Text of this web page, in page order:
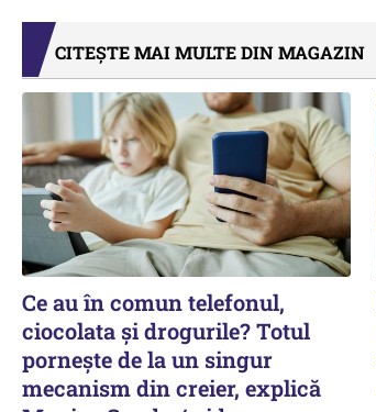
CITEȘTE MAI MULTE DIN MAGAZIN
Ce au în comun telefonul,
ciocolata și drogurile? Totul
pornește de la un singur
mecanism din creier, explică